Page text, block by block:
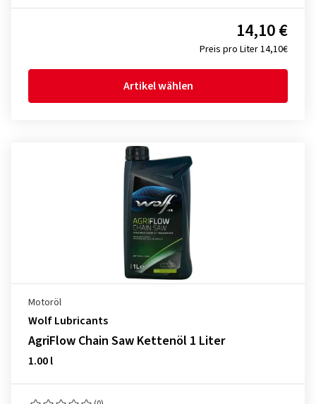
Preis pro Liter 14,10€
14,10 €
Artikel wählen
Motoröl
Wolf Lubricants
AgriFlow Chain Saw Kettenöl 1 Liter
1.00 l